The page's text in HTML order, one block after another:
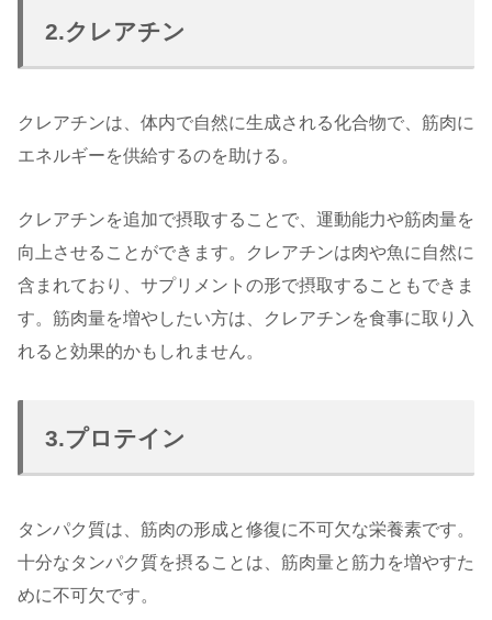
2.クレアチン
クレアチンは、体内で自然に生成される化合物で、筋肉に
エネルギーを供給するのを助ける。
クレアチンを追加で摂取することで、運動能力や筋肉量を
向上させることができます。クレアチンは肉や魚に自然に
含まれており、サプリメントの形で摂取することもできま
す。筋肉量を増やしたい方は、クレアチンを食事に取り入
れると効果的かもしれません。
3.プロテイン
タンパク質は、筋肉の形成と修復に不可欠な栄養素です。
十分なタンパク質を摂ることは、筋肉量と筋力を増やすた
めに不可欠です。